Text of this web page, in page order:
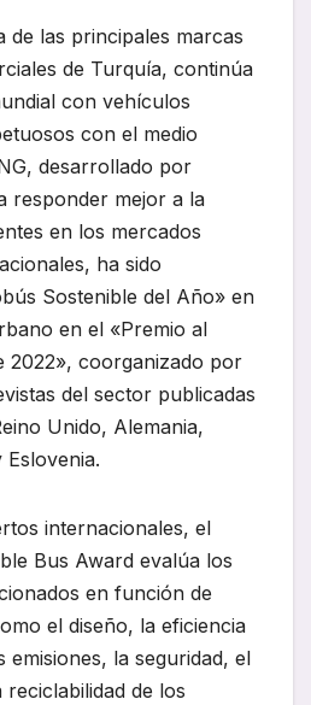
de las principales marcas
de Turquía, continúa
con vehículos
con el medio
desarrollado por
responder mejor a la
en los mercados
ha sido
Sostenible del Año» en
en el «Premio al
2022», coorganizado por
del sector publicadas
Unido, Alemania,
Eslovenia.
internacionales, el
Bus Award evalúa los
en función de
el diseño, la eficiencia
emisiones, la seguridad, el
de los